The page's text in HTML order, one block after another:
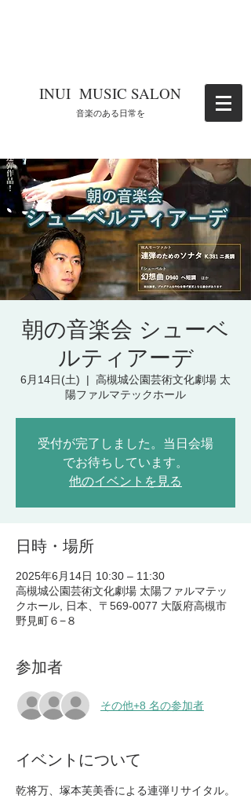
​INUI MUSIC SALON
​音楽のある日常を
朝の音楽会 シューベ
ルティアーデ
6月14日(土)
  |
高槻城公園芸術文化劇場 太
陽ファルマテックホール
受付が完了しました。当日会場
でお待ちしています。
他のイベントを見る
日時・場所
2025年6月14日 10:30 – 11:30
高槻城公園芸術文化劇場 太陽ファルマテッ
クホール, 日本、〒569-0077 大阪府高槻市
野見町６−８
参加者
その他+8 名の参加者
イベントについて
乾将万、塚本芙美香による連弾リサイタル。